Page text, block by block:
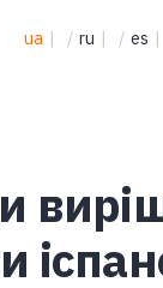
ua | / ru | / es |